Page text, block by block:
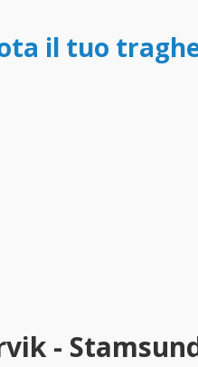
il tuo
-